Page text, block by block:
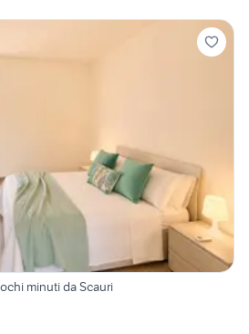
minuti da Scauri